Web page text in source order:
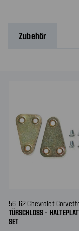
Zubehör
56-62 Chevrolet
TÜRSCHLOSS -
SET